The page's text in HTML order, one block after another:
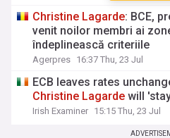
Christine Lagarde: BCE,
venit noilor membri ai
îndeplinească criteriile
Agerpres 16:37 Thu, 23 Jul
ECB leaves rates
Christine Lagarde will
Irish Examiner 15:15 Thu, 23 Jul